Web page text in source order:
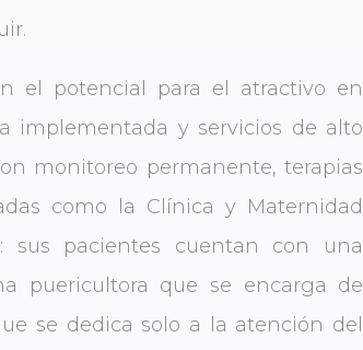
el potencial para el atractivo en
implementada y servicios de alto
monitoreo permanente, terapias
como la Clínica y Maternidad
sus pacientes cuentan con una
puericultora que se encarga de
se dedica solo a la atención del